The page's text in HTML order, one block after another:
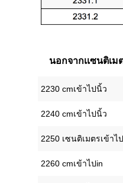
นอกจากเเซนติเ
2230 cmเข้าไปนิ้ว
2240 cmเข้าไปนิ้ว
2250 เซนติเมตรเข้าไ
2260 cmเข้าไปin